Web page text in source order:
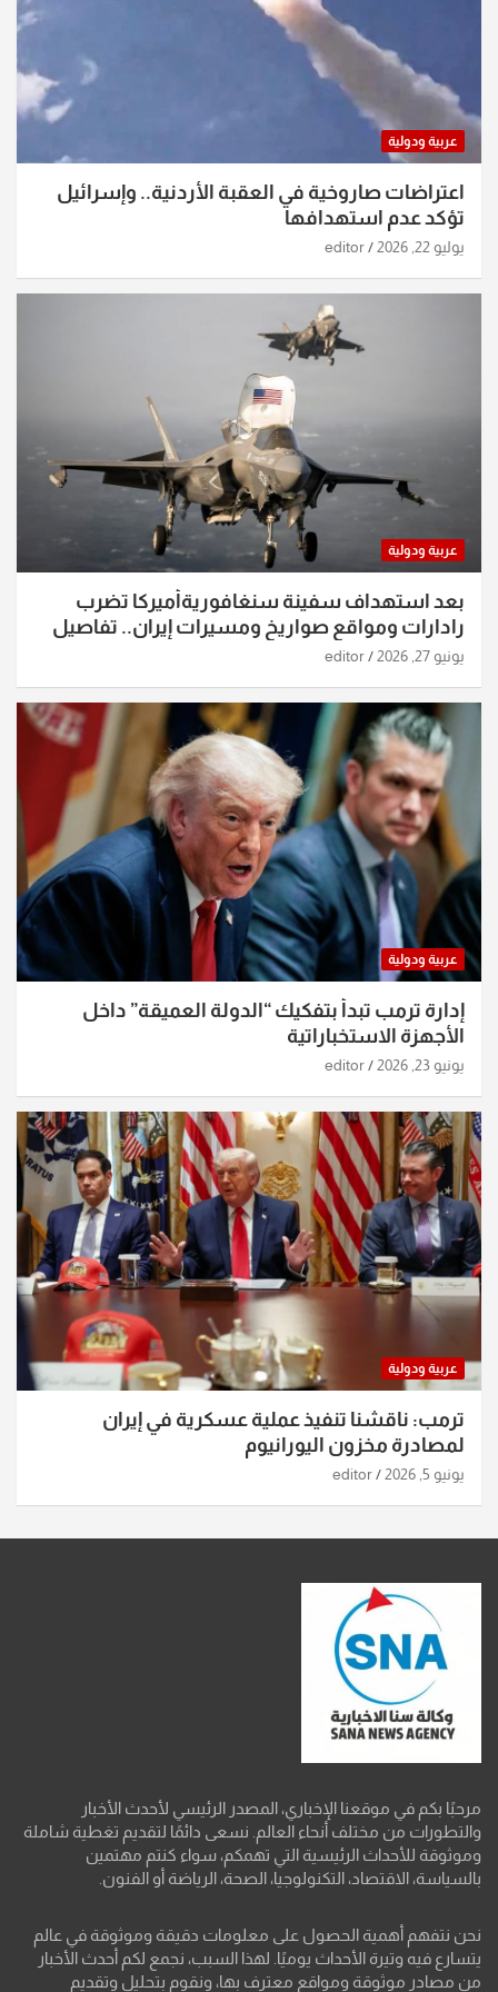
عربية ودولية
اعتراضات صاروخية في العقبة الأردنية.. وإسرائيل
تؤكد عدم استهدافها
يوليو 22, 2026 editor
عربية ودولية
بعد استهداف سفينة سنغافوريةأميركا تضرب
رادارات ومواقع صواريخ ومسيرات إيران.. تفاصيل
الساعات الماضية
يونيو 27, 2026 editor
عربية ودولية
إدارة ترمب تبدأ بتفكيك “الدولة العميقة” داخل
الأجهزة الاستخباراتية
يونيو 23, 2026 editor
عربية ودولية
ترمب: ناقشنا تنفيذ عملية عسكرية في إيران
لمصادرة مخزون اليورانيوم
يونيو 5, 2026 editor
مرحبًا بكم في موقعنا الإخباري، المصدر الرئيسي لأحدث الأخبار
والتطورات من مختلف أنحاء العالم. نسعى دائمًا لتقديم تغطية شاملة
وموثوقة للأحداث الرئيسية التي تهمكم، سواء كنتم مهتمين
بالسياسة، الاقتصاد، التكنولوجيا، الصحة، الرياضة أو الفنون.
نحن نتفهم أهمية الحصول على معلومات دقيقة وموثوقة في عالم
يتسارع فيه وتيرة الأحداث يوميًا. لهذا السبب، نجمع لكم أحدث الأخبار
من مصادر موثوقة ومواقع معترف بها، ونقوم بتحليل وتقديم